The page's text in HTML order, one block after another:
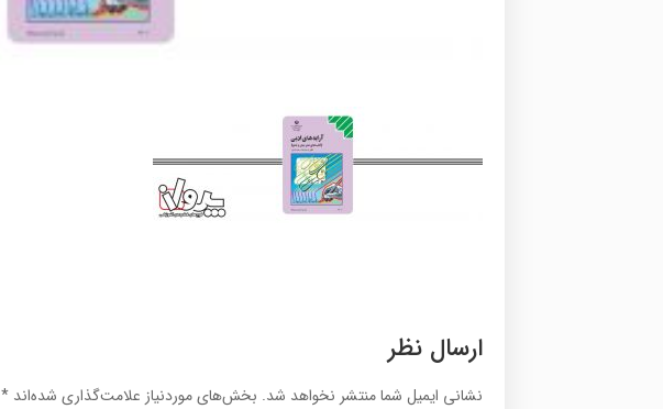
ارسال نظر
نشانی ایمیل شما منتشر نخواهد شد. بخش‌های موردنیاز علامت‌گذاری شده‌اند*